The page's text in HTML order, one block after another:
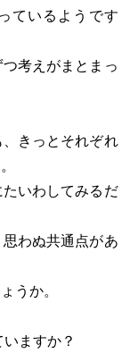
ているようです
考えがまとまっ
きっとそれぞれ
。
たいわしてみるだ
わぬ共通点があ
うか。
いますか？